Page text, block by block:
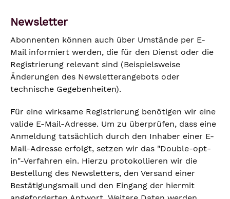
Newsletter
Abonnenten können auch über Umstände per E-
Mail informiert werden, die für den Dienst oder die
Registrierung relevant sind (Beispielsweise
Änderungen des Newsletterangebots oder
technische Gegebenheiten).
Für eine wirksame Registrierung benötigen wir eine
valide E-Mail-Adresse. Um zu überprüfen, dass eine
Anmeldung tatsächlich durch den Inhaber einer E-
Mail-Adresse erfolgt, setzen wir das "Double-opt-
in"-Verfahren ein. Hierzu protokollieren wir die
Bestellung des Newsletters, den Versand einer
Bestätigungsmail und den Eingang der hiermit